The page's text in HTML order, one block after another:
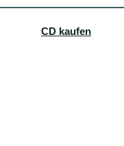
CD kaufen